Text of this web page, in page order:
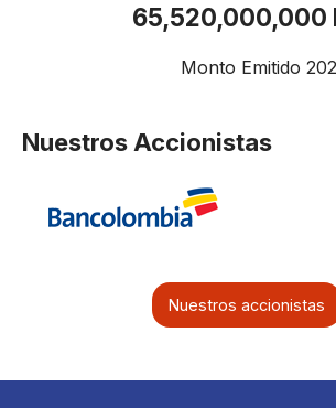
65,520,000,000
Monto Emitido
Nuestros Accionistas
Nuestros accionistas